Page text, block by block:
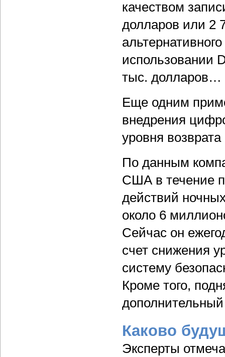
качеством
долларов или 2
использовании
тыс. долларов…
Еще одним
внедрения
уровня
По данным
США в течение
действий
около 6
Сейчас он
счет снижения
систему
Кроме того,
Каково
Эксперты